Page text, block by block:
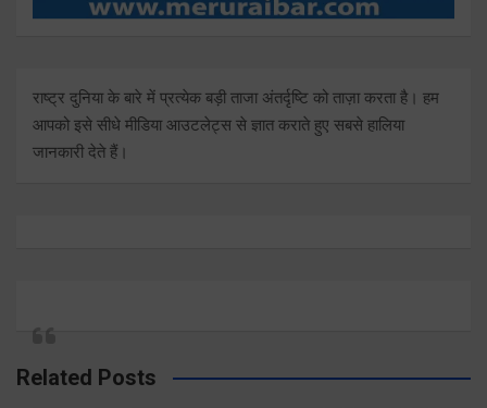
राष्ट्र दुनिया के बारे में प्रत्येक बड़ी ताजा अंतर्दृष्टि को ताज़ा करता है। हम
आपको इसे सीधे मीडिया आउटलेट्स से ज्ञात कराते हुए सबसे हालिया
जानकारी देते हैं।
Related Posts